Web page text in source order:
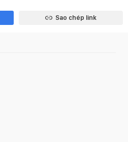
Sao chép link